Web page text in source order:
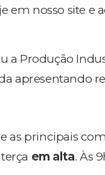
em nosso site e
a Produção
apresentando
as principais
em alta. Às